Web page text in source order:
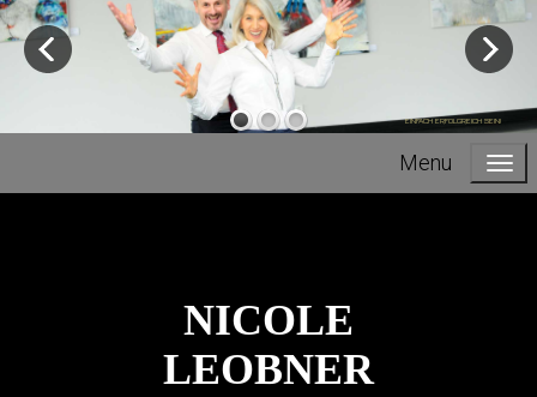
EINFACH ERFOLGREICH SEIN!
Menu
NICOLE
LEOBNER